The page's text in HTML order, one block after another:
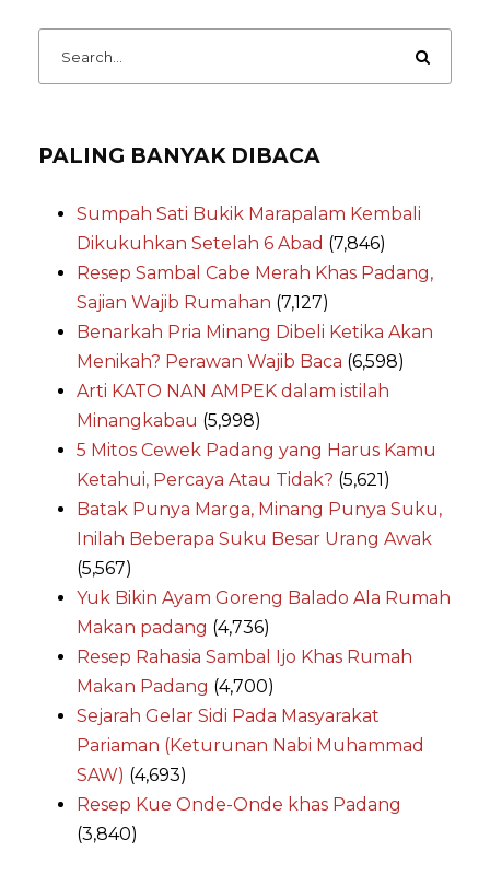
PALING BANYAK DIBACA
Sumpah Sati Bukik Marapalam Kembali
Dikukuhkan Setelah 6 Abad (7,846)
Resep Sambal Cabe Merah Khas Padang,
Sajian Wajib Rumahan (7,127)
Benarkah Pria Minang Dibeli Ketika Akan
Menikah? Perawan Wajib Baca (6,598)
Arti KATO NAN AMPEK dalam istilah
Minangkabau (5,998)
5 Mitos Cewek Padang yang Harus Kamu
Ketahui, Percaya Atau Tidak? (5,621)
Batak Punya Marga, Minang Punya Suku,
Inilah Beberapa Suku Besar Urang Awak
(5,567)
Yuk Bikin Ayam Goreng Balado Ala Rumah
Makan padang (4,736)
Resep Rahasia Sambal Ijo Khas Rumah
Makan Padang (4,700)
Sejarah Gelar Sidi Pada Masyarakat
Pariaman (Keturunan Nabi Muhammad
SAW) (4,693)
Resep Kue Onde-Onde khas Padang
(3,840)